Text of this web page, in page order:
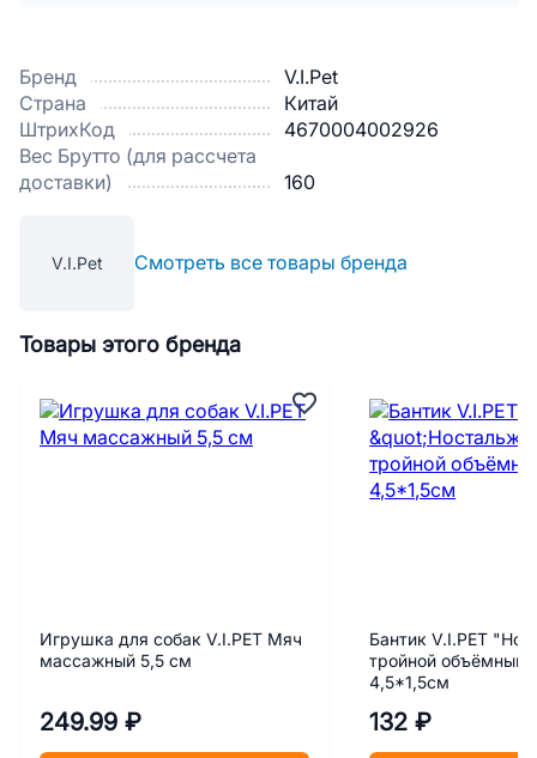
Бренд
V.I.Pet
Страна
Китай
ШтрихКод
4670004002926
Вес Брутто (для рассчета
доставки)
160
V.I.Pet Смотреть все товары бренда
Товары этого бренда
Игрушка для собак V.I.PET Мяч
массажный 5,5 см
249.99 ₽
Бантик V.I.PET
тройной объёмный,
4,5*1,5см
132 ₽